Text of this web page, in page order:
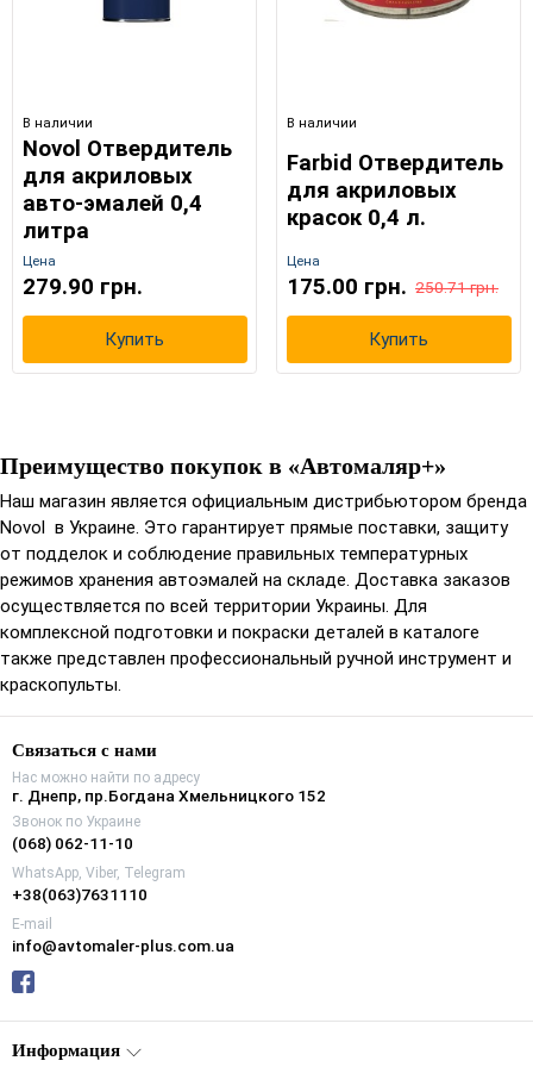
В наличии
Novol Отвердитель
для акриловых
авто-эмалей 0,4
литра
Цена
279.90 грн.
Купить
В наличии
Farbid Отвердитель
для акриловых
красок 0,4 л.
Цена
175.00 грн. 250.71 грн.
Купить
Преимущество покупок в «Автомаляр+»
Наш магазин является официальным дистрибьютором бренда
Novol в Украине. Это гарантирует прямые поставки, защиту
от подделок и соблюдение правильных температурных
режимов хранения автоэмалей на складе. Доставка заказов
осуществляется по всей территории Украины. Для
комплексной подготовки и покраски деталей в каталоге
также представлен профессиональный ручной инструмент и
краскопульты.
Связаться с нами
Нас можно найти по адресу
г. Днепр, пр.Богдана Хмельницкого 152
Звонок по Украине
(068) 062-11-10
WhatsApp, Viber, Telegram
+38(063)7631110
E-mail
info@avtomaler-plus.com.ua
Информация